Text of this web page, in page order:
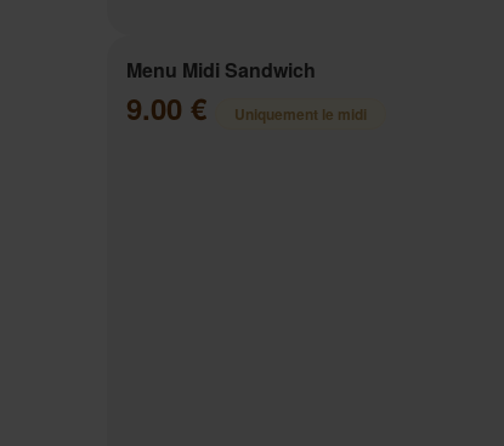
Menu Midi Sandwich
9.00 € Uniquement le midi